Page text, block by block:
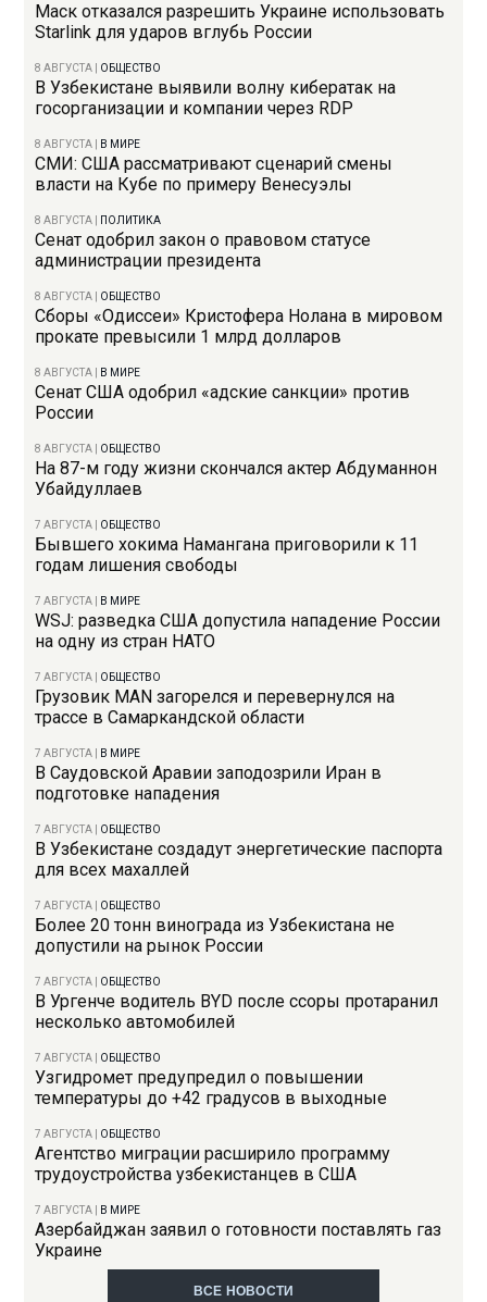
Маск отказался разрешить Украине использовать
Starlink для ударов вглубь России
8 АВГУСТА ОБЩЕСТВО
В Узбекистане выявили волну кибератак на
госорганизации и компании через RDP
8 АВГУСТА В МИРЕ
СМИ: США рассматривают сценарий смены
власти на Кубе по примеру Венесуэлы
8 АВГУСТА ПОЛИТИКА
Сенат одобрил закон о правовом статусе
администрации президента
8 АВГУСТА ОБЩЕСТВО
Сборы «Одиссеи» Кристофера Нолана в мировом
прокате превысили 1 млрд долларов
8 АВГУСТА В МИРЕ
Сенат США одобрил «адские санкции» против
России
8 АВГУСТА ОБЩЕСТВО
На 87-м году жизни скончался актер Абдуманнон
Убайдуллаев
7 АВГУСТА ОБЩЕСТВО
Бывшего хокима Намангана приговорили к 11
годам лишения свободы
7 АВГУСТА В МИРЕ
WSJ: разведка США допустила нападение России
на одну из стран НАТО
7 АВГУСТА ОБЩЕСТВО
Грузовик MAN загорелся и перевернулся на
трассе в Самаркандской области
7 АВГУСТА В МИРЕ
В Саудовской Аравии заподозрили Иран в
подготовке нападения
7 АВГУСТА ОБЩЕСТВО
В Узбекистане создадут энергетические паспорта
для всех махаллей
7 АВГУСТА ОБЩЕСТВО
Более 20 тонн винограда из Узбекистана не
допустили на рынок России
7 АВГУСТА ОБЩЕСТВО
В Ургенче водитель BYD после ссоры протаранил
несколько автомобилей
7 АВГУСТА ОБЩЕСТВО
Узгидромет предупредил о повышении
температуры до +42 градусов в выходные
7 АВГУСТА ОБЩЕСТВО
Агентство миграции расширило программу
трудоустройства узбекистанцев в США
7 АВГУСТА В МИРЕ
Азербайджан заявил о готовности поставлять газ
Украине
ВСЕ НОВОСТИ